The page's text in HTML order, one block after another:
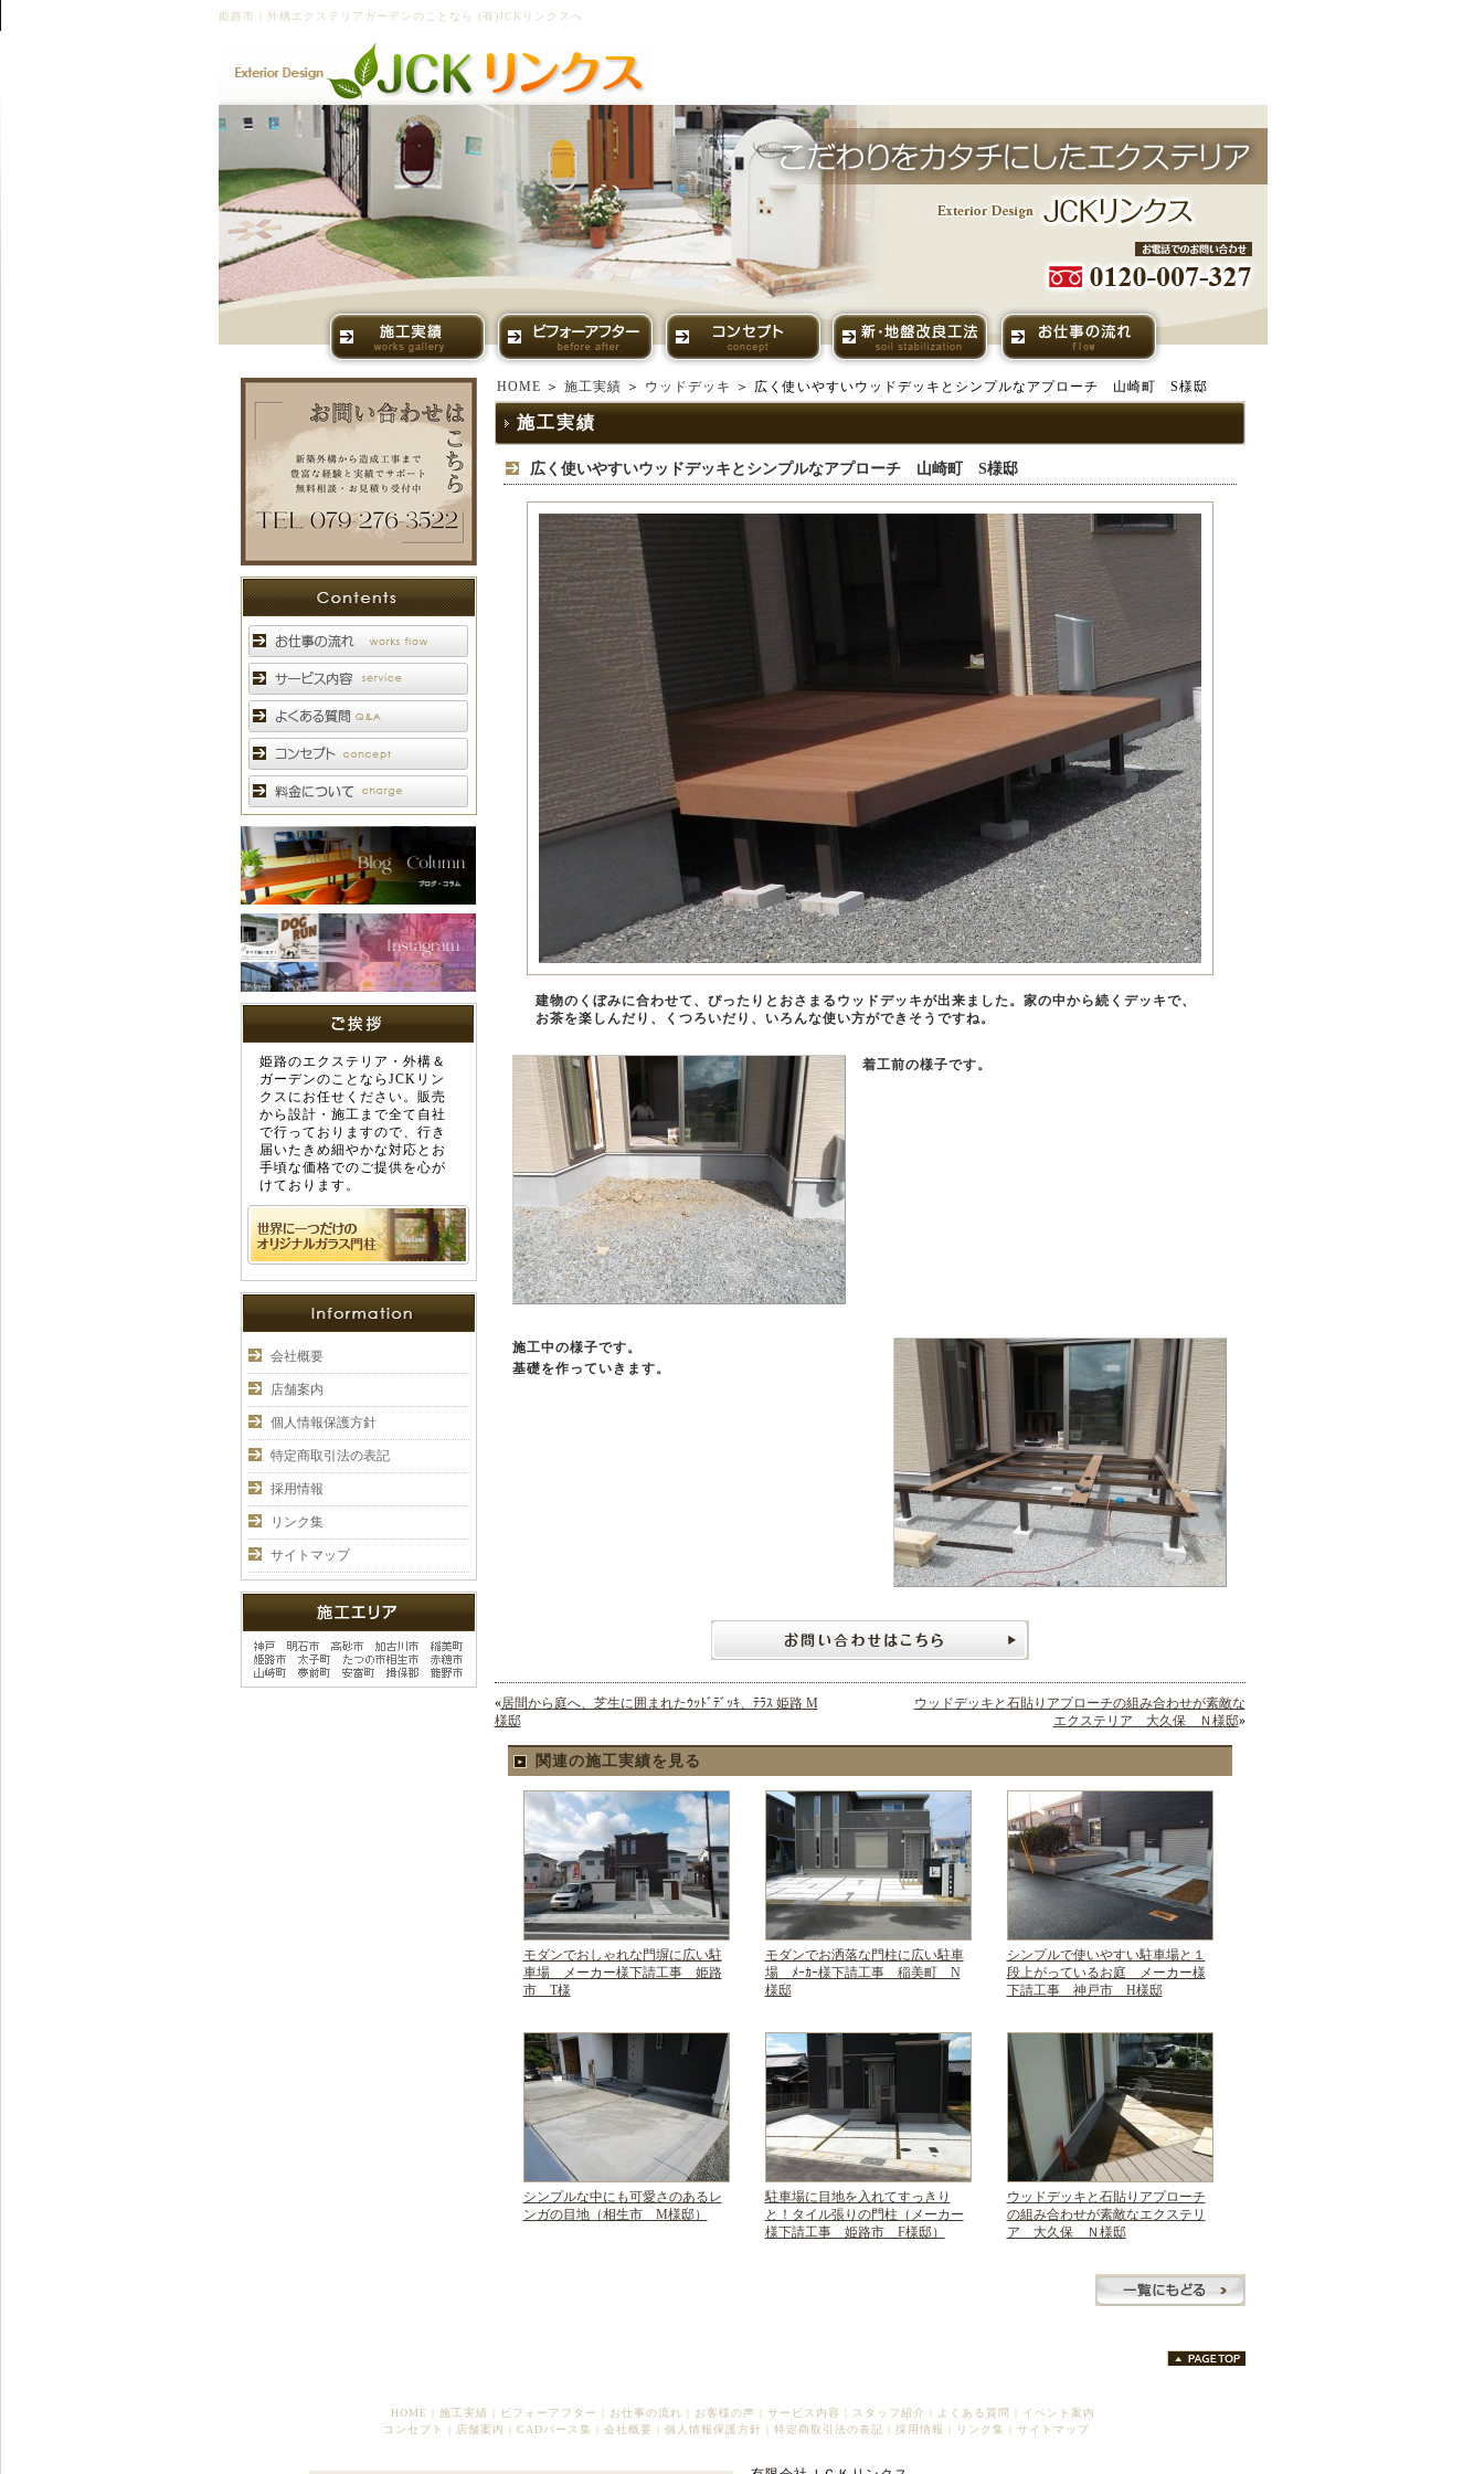
姫路市｜外構エクステリアガーデンのことなら (有)JCKリンクスへ
HOME ＞ 施工実績 ＞ ウッドデッキ ＞ 広く使いやすいウッドデッキとシンプルなアプローチ 山崎町 S様邸
施工実績
広く使いやすいウッドデッキとシンプルなアプローチ 山崎町 S様邸
建物のくぼみに合わせて、ぴったりとおさまるウッドデッキが出来ました。家の中から続くデッキで、
お茶を楽しんだり、くつろいだり、いろんな使い方ができそうですね。
着工前の様子です。
施工中の様子です。
基礎を作っていきます。
«居間から庭へ、芝生に囲まれたｳｯﾄﾞﾃﾞｯｷ、ﾃﾗｽ 姫路 M
様邸
ウッドデッキと石貼りアプローチの組み合わせが素敵な
エクステリア 大久保 Ｎ様邸»
関連の施工実績を見る
モダンでおしゃれな門塀に広い駐
車場 メーカー様下請工事 姫路
市 T様
モダンでお洒落な門柱に広い駐車
場 ﾒｰｶｰ様下請工事 稲美町 N
様邸
シンプルで使いやすい駐車場と１
段上がっているお庭 メーカー様
下請工事 神戸市 H様邸
シンプルな中にも可愛さのあるレ
ンガの目地（相生市 M様邸）
駐車場に目地を入れてすっきり
と！タイル張りの門柱（メーカー
様下請工事 姫路市 F様邸）
ウッドデッキと石貼りアプローチ
の組み合わせが素敵なエクステリ
ア 大久保 Ｎ様邸
姫路のエクステリア・外構＆
ガーデンのことならJCKリン
クスにお任せください。販売
から設計・施工まで全て自社
で行っておりますので、行き
届いたきめ細やかな対応とお
手頃な価格でのご提供を心が
けております。
会社概要
店舗案内
個人情報保護方針
特定商取引法の表記
採用情報
リンク集
サイトマップ
HOME | 施工実績 | ビフォーアフター | お仕事の流れ | お客様の声 | サービス内容 | スタッフ紹介 | よくある質問 | イベント案内
コンセプト
| 店舗案内 | CADパース集 | 会社概要 | 個人情報保護方針 | 特定商取引法の表記 | 採用情報 | リンク集 | サイトマップ